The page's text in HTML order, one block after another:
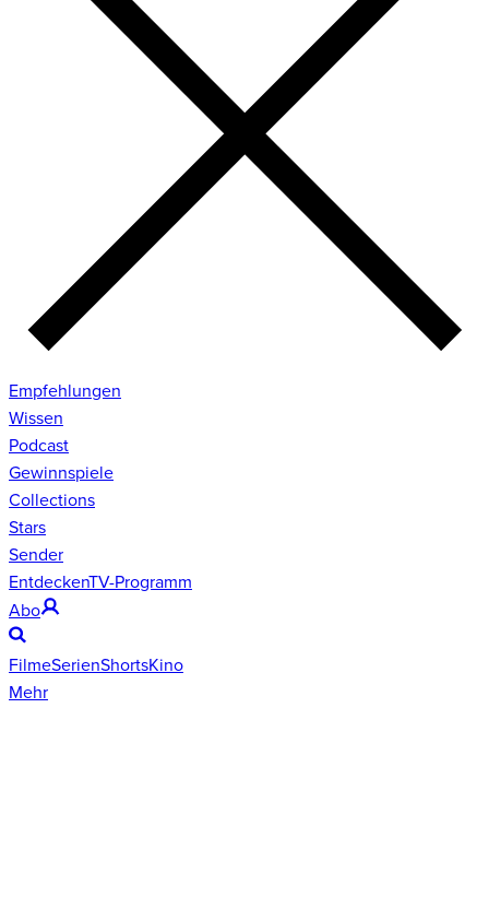
Empfehlungen
Wissen
Podcast
Gewinnspiele
Collections
Stars
Sender
EntdeckenTV-Programm
Abo
FilmeSerienShortsKino
Mehr